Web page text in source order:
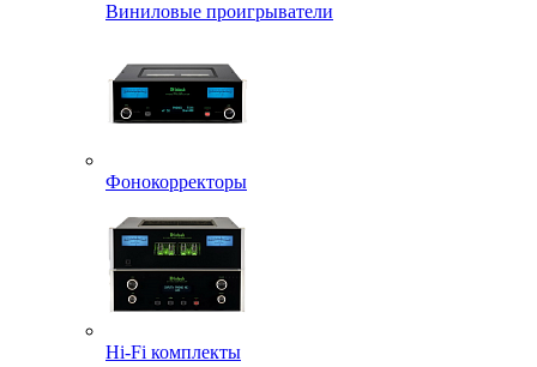
Виниловые проигрыватели
Фонокорректоры
Hi-Fi комплекты